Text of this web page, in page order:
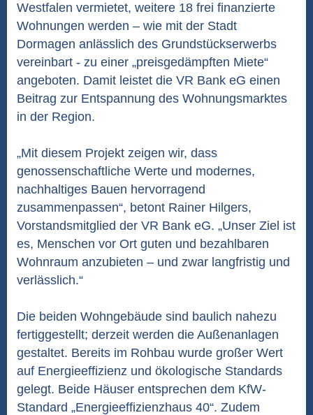
Westfalen vermietet, weitere 18 frei finanzierte
Wohnungen werden – wie mit der Stadt
Dormagen anlässlich des Grundstückserwerbs
vereinbart - zu einer „preisgedämpften Miete“
angeboten. Damit leistet die VR Bank eG einen
Beitrag zur Entspannung des Wohnungsmarktes
in der Region.
„Mit diesem Projekt zeigen wir, dass
genossenschaftliche Werte und modernes,
nachhaltiges Bauen hervorragend
zusammenpassen“, betont Rainer Hilgers,
Vorstandsmitglied der VR Bank eG. „Unser Ziel ist
es, Menschen vor Ort guten und bezahlbaren
Wohnraum anzubieten – und zwar langfristig und
verlässlich.“
Die beiden Wohngebäude sind baulich nahezu
fertiggestellt; derzeit werden die Außenanlagen
gestaltet. Bereits im Rohbau wurde großer Wert
auf Energieeffizienz und ökologische Standards
gelegt. Beide Häuser entsprechen dem KfW-
Standard „Energieeffizienzhaus 40“. Zudem